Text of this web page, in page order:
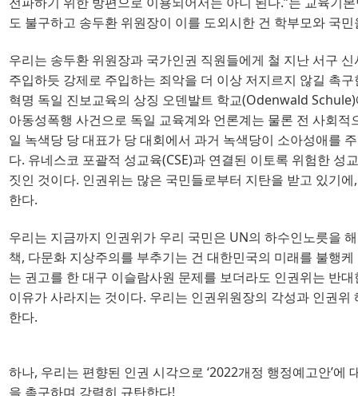
도 불구하고 송두환 위원장이 이를 도외시한 건 학부모와 국
우리는 송두환 위원장과 국가인권 직원들에게 철 지난 서구
주입하듯 강제로 주입하는 죄악을 더 이상 저지르지 않길 촉구
혁명 독일 진보교육의 상징 오덴발트 학교(Odenwald Schule)
아동성폭행 사건으로 독일 교육계와 언론계는 물론 전 사회
일 녹색당 당 대표가 당 대회에서 과거 녹색당이 소아성애를
다. 유네스코 포괄적 성교육(CSE)과 연결된 이토록 위험한 성
짓인 것이다. 인권위는 많은 국민들로부터 지탄을 받고 있기에
한다.
우리는 지금까지 인권위가 우리 국민은 UN의 하수인노릇을
책, 다문화 지상주의를 부추기는 건 대한민국의 미래를 불행
는 권고를 한 대구 이슬람사원 문제를 보더라도 인권위는 반
이유가 사라지는 것이다. 우리는 인권위원장의 각성과 인권
한다.
하나, 우리는 편향된 인권 시각으로 ‘2022개정 행정예고안’에
을 촉구하며 강력히 규탄한다!